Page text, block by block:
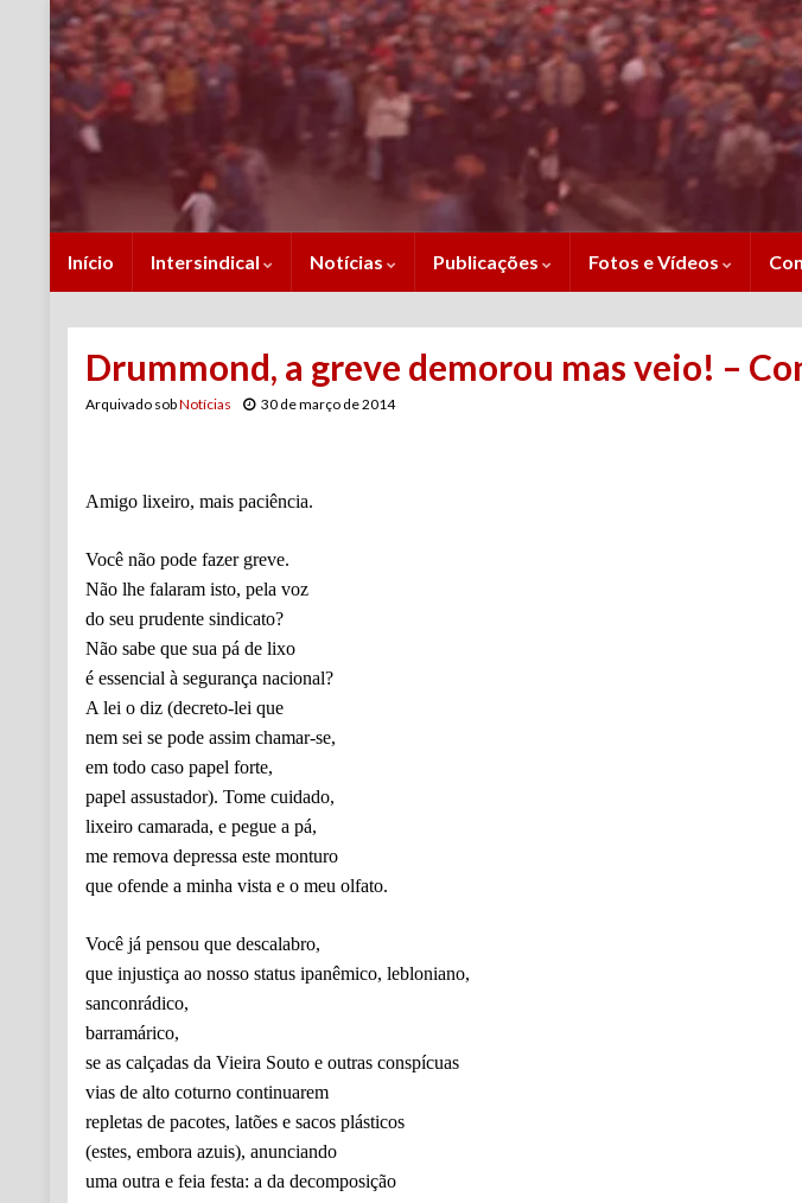
Início Intersindical Notícias Publicações Fotos e Vídeos
Drummond, a greve demorou mas veio! –
Arquivado sobNotícias 30 de março de 2014
Amigo lixeiro, mais paciência.
Você não pode fazer greve.
Não lhe falaram isto, pela voz
do seu prudente sindicato?
Não sabe que sua pá de lixo
é essencial à segurança nacional?
A lei o diz (decreto-lei que
nem sei se pode assim chamar-se,
em todo caso papel forte,
papel assustador). Tome cuidado,
lixeiro camarada, e pegue a pá,
me remova depressa este monturo
que ofende a minha vista e o meu olfato.
Você já pensou que descalabro,
que injustiça ao nosso status ipanêmico, lebloniano,
sanconrádico,
barramárico,
se as calçadas da Vieira Souto e outras conspícuas
vias de alto coturno continuarem
repletas de pacotes, latões e sacos plásticos
(estes, embora azuis), anunciando
uma outra e feia festa: a da decomposição